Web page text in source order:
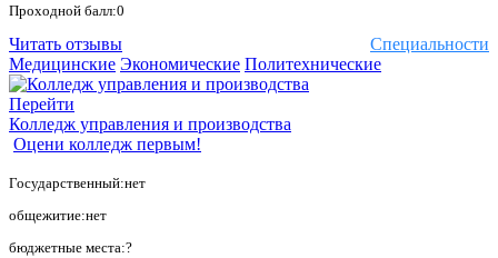
Проходной балл:0
Специальности
Читать отзывы
Медицинские Экономические Политехнические
Перейти
Колледж управления и производства
Оцени колледж первым!
Государственный:нет
общежитие:нет
бюджетные места:?